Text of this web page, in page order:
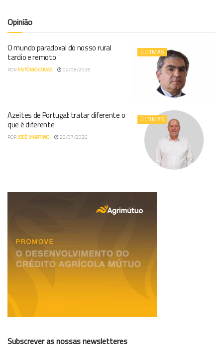
Opinião
ÚLTIMAS
O mundo paradoxal do nosso rural
tardio e remoto
PORANTÓNIO COVAS 02/08/2026
ÚLTIMAS
Azeites de Portugal: tratar diferente o
que é diferente
PORJOSÉ MARTINO 26/07/2026
Subscrever as nossas newsletteres